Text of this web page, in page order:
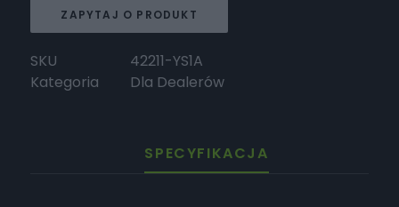
ZAPYTAJ O PRODUKT
SKU
42211-YS1A
Kategoria
Dla Dealerów
SPECYFIKACJA